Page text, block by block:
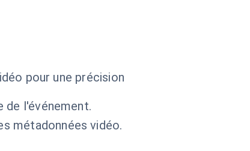
pour une précision
de l'événement.
métadonnées vidéo.